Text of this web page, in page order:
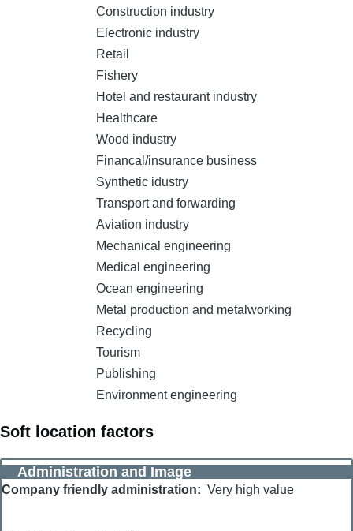
Construction industry
Electronic industry
Retail
Fishery
Hotel and restaurant industry
Healthcare
Wood industry
Financal/insurance business
Synthetic idustry
Transport and forwarding
Aviation industry
Mechanical engineering
Medical engineering
Ocean engineering
Metal production and metalworking
Recycling
Tourism
Publishing
Environment engineering
Soft location factors
Administration and Image
Company friendly administration Very high value